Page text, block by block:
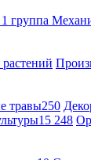
группа
травы250
15 248